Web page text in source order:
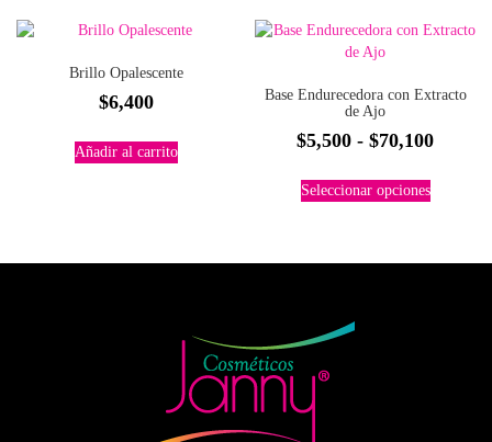
variantes.
$5,300
variantes.
se
elegir
la
Brillo Opalescente
$6,400
Añadir al carrito
Base Endurecedora con Extracto
de Ajo
$5,500 - $70,100Rango
Seleccionar opcionesproducto
variantes.